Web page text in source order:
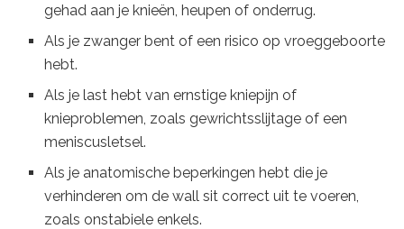
gehad aan je knieën, heupen of onderrug.
Als je zwanger bent of een risico op vroeggeboorte
hebt.
Als je last hebt van ernstige kniepijn of
knieproblemen, zoals gewrichtsslijtage of een
meniscusletsel.
Als je anatomische beperkingen hebt die je
verhinderen om de wall sit correct uit te voeren,
zoals onstabiele enkels.